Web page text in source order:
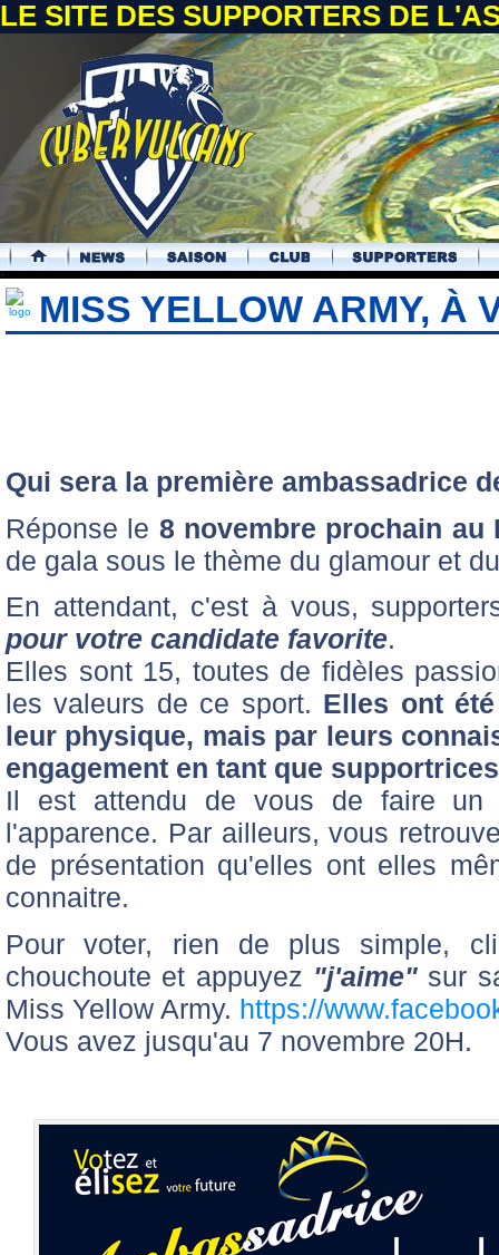
LE SITE DES SUPPORTERS DE
.
MISS YELLOW ARMY, À
Qui sera la première ambassadrice
Réponse le 8 novembre prochain au
de gala sous le thème du glamour et
En attendant, c'est à vous,
pour votre candidate favorite.
Elles sont 15, toutes de fidèles
les valeurs de ce sport. Elles ont
leur physique, mais par leurs
engagement en tant que
Il est attendu de vous de faire
l'apparence. Par ailleurs, vous
de présentation qu'elles ont elles
connaitre.
Pour voter, rien de plus simple,
chouchoute et appuyez "j'aime"sur
Miss Yellow Army. https://
Vous avez jusqu'au 7 novembre 20H.